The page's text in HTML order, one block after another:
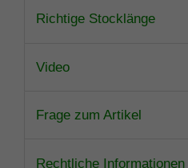
Richtige Stocklänge
Video
Frage zum Artikel
Rechtliche Informationen